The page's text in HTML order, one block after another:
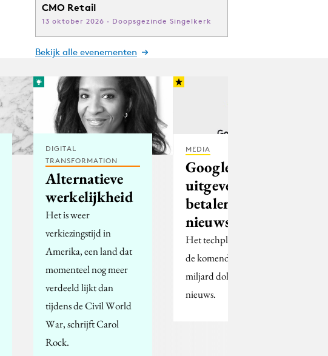
CMO Retail
13 oktober 2026 · Doopsgezinde Singelkerk
Bekijk alle evenementen
DIGITAL
TRANSFORMATION
Alternatieve
werkelijkheid
Het is weer
verkiezingstijd in
Amerika, een land dat
momenteel nog meer
verdeeld lijkt dan
tijdens de Civil World
War, schrijft Carol
Rock.
MEDIA
Google gaat
uitgevers
betalen voor
nieuws
Het techplatform trekt
de komende drie jaar 1
miljard dollar uit voor
nieuws.